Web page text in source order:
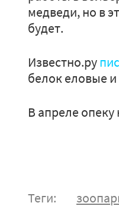
медведи, но в
будет.
Известно.ру
белок еловые
В апреле
Теги: